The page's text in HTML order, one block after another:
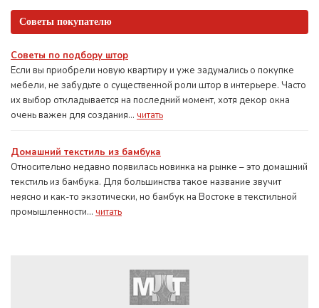
Советы покупателю
Советы по подбору штор
Если вы приобрели новую квартиру и уже задумались о покупке
мебели, не забудьте о существенной роли штор в интерьере. Часто
их выбор откладывается на последний момент, хотя декор окна
очень важен для создания... читать
Домашний текстиль из бамбука
Относительно недавно появилась новинка на рынке – это домашний
текстиль из бамбука. Для большинства такое название звучит
неясно и как-то экзотически, но бамбук на Востоке в текстильной
промышленности... читать